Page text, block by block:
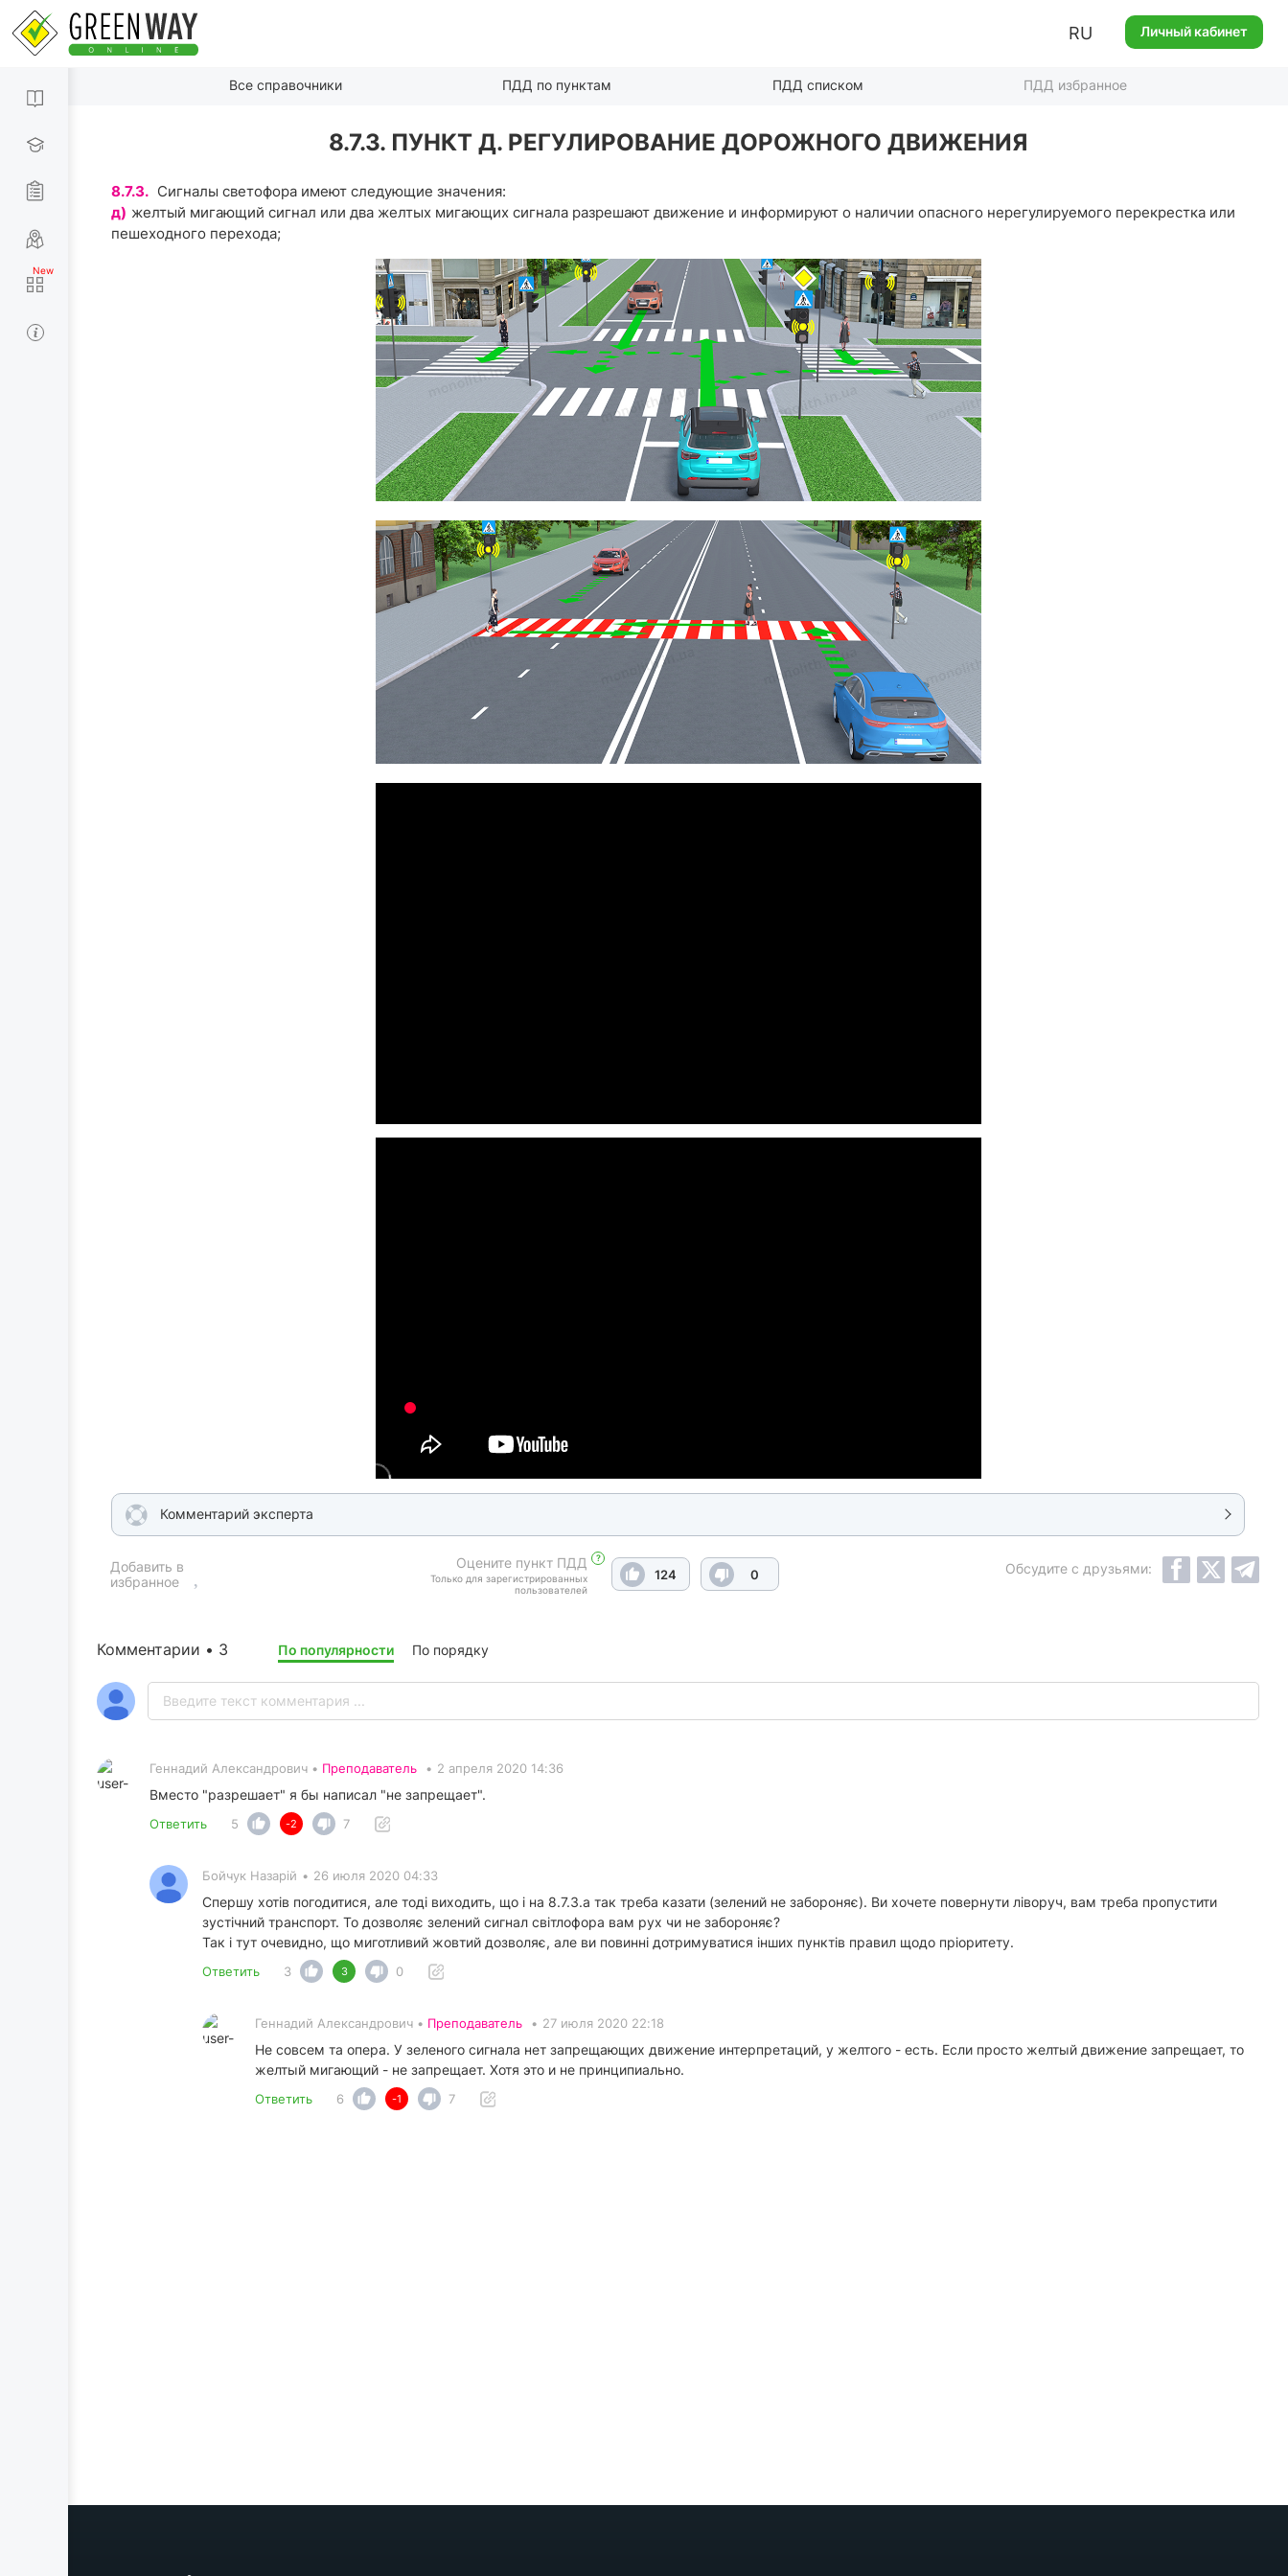
RU Личный кабинет
Все справочники ПДД по пунктам ПДД списком ПДД избранное
8.7.3. ПУНКТ Д. РЕГУЛИРОВАНИЕ ДОРОЖНОГО ДВИЖЕНИЯ
8.7.3. Сигналы светофора имеют следующие значения:
д) желтый мигающий сигнал или два желтых мигающих сигнала разрешают движение и информируют о наличии опасного нерегулируемого перекрестка или
пешеходного перехода;
Комментарий эксперта
Оцените пункт ПДД ?
Только для зарегистрированных
пользователей
124 0
Добавить в
избранное
Обсудите с друзьями:
Комментарии • 3 По популярности По порядку
Геннадий Александрович • Преподаватель • 2 апреля 2020 14:36
Вместо "разрешает" я бы написал "не запрещает".
Ответить 5 -2 7
Бойчук Назарій • 26 июля 2020 04:33
Спершу хотів погодитися, але тоді виходить, що і на 8.7.3.а так треба казати (зелений не забороняє). Ви хочете повернути ліворуч, вам треба пропустити
зустічний транспорт. То дозволяє зелений сигнал світлофора вам рух чи не забороняє?
Так і тут очевидно, що миготливий жовтий дозволяє, але ви повинні дотримуватися інших пунктів правил щодо пріоритету.
Ответить 3 3 0
Геннадий Александрович • Преподаватель • 27 июля 2020 22:18
Не совсем та опера. У зеленого сигнала нет запрещающих движение интерпретаций, у желтого - есть. Если просто желтый движение запрещает, то
желтый мигающий - не запрещает. Хотя это и не принципиально.
Ответить 6 -1 7